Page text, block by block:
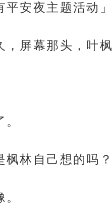
安夜主题活动」
屏幕那头，叶
林自己想的吗？